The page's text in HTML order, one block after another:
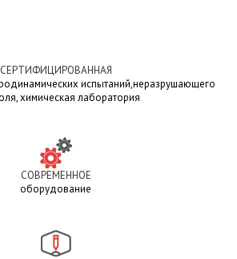
СЕРТИФИЦИРОВАННАЯ
испытаний,неразрушающего
химическая лаборатория
СОВРЕМЕННОЕ
оборудование